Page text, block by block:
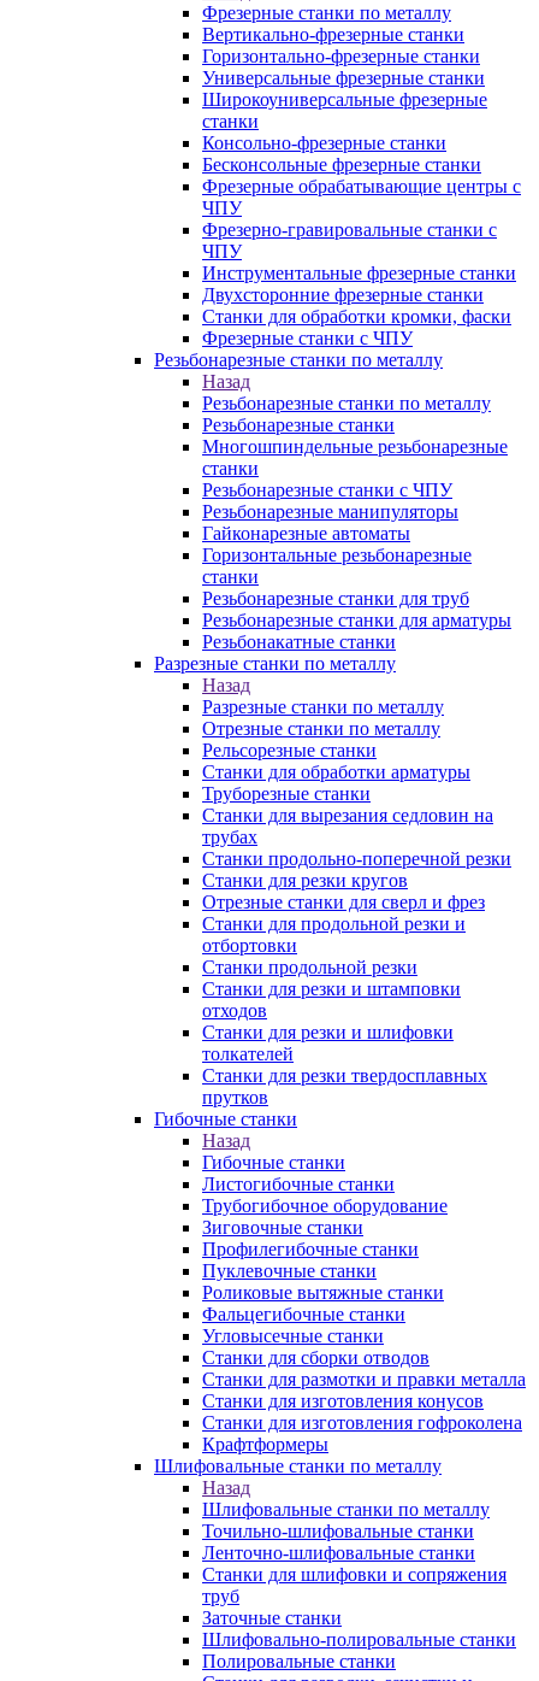
Фрезерные станки по металлу
Вертикально-фрезерные станки
Горизонтально-фрезерные станки
Универсальные фрезерные станки
Широкоуниверсальные фрезерные
станки
Консольно-фрезерные станки
Бесконсольные фрезерные станки
Фрезерные обрабатывающие центры с
ЧПУ
Фрезерно-гравировальные станки с
ЧПУ
Инструментальные фрезерные станки
Двухсторонние фрезерные станки
Станки для обработки кромки, фаски
Фрезерные станки с ЧПУ
Резьбонарезные станки по металлу
Назад
Резьбонарезные станки по металлу
Резьбонарезные станки
Многошпиндельные резьбонарезные
станки
Резьбонарезные станки с ЧПУ
Резьбонарезные манипуляторы
Гайконарезные автоматы
Горизонтальные резьбонарезные
станки
Резьбонарезные станки для труб
Резьбонарезные станки для арматуры
Резьбонакатные станки
Разрезные станки по металлу
Назад
Разрезные станки по металлу
Отрезные станки по металлу
Рельсорезные станки
Станки для обработки арматуры
Труборезные станки
Станки для вырезания седловин на
трубаx
Станки продольно-поперечной резки
Станки для резки кругов
Отрезные станки для сверл и фрез
Станки для продольной резки и
отбортовки
Станки продольной резки
Станки для резки и штамповки
отходов
Станки для резки и шлифовки
толкателей
Станки для резки твердосплавных
прутков
Гибочные станки
Назад
Гибочные станки
Листогибочные станки
Трубогибочное оборудование
Зиговочные станки
Профилегибочные станки
Пуклевочные станки
Роликовые вытяжные станки
Фальцегибочные станки
Угловысечные станки
Станки для сборки отводов
Станки для размотки и правки металла
Станки для изготовления конусов
Станки для изготовления гофроколена
Крафтформеры
Шлифовальные станки по металлу
Назад
Шлифовальные станки по металлу
Точильно-шлифовальные станки
Ленточно-шлифовальные станки
Станки для шлифовки и сопряжения
труб
Заточные станки
Шлифовально-полировальные станки
Полировальные станки